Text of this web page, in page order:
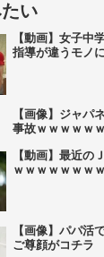
い
【動画】女子中
指導が違うモノ
【画像】ジャパ
事故ｗｗｗｗｗ
【動画】最近の
ｗｗｗｗｗｗｗ
【画像】パパ活
ご尊顔がコチラ